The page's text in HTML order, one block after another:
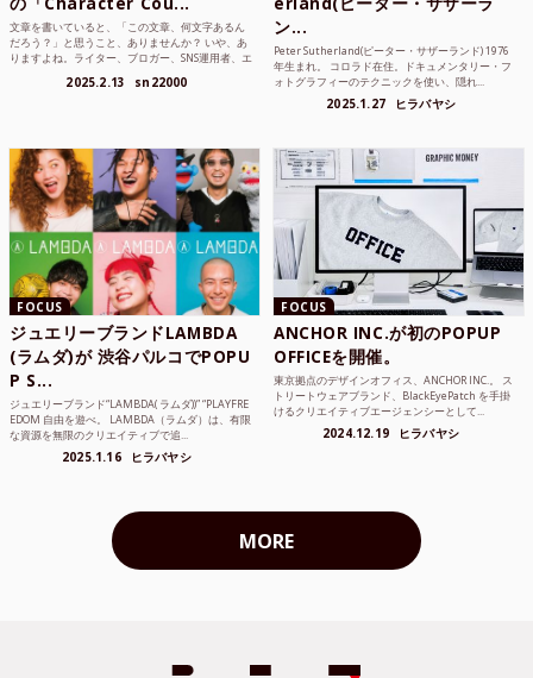
文章を書いていると、「この文章、何文字あるん
だろう？」と思うこと、ありませんか？ いや、あ
りますよね。ライター、ブロガー、SNS運用者、エ
2025.2.13 sn22000
ン...
Peter Sutherland(ピーター・サザーランド) 1976
年生まれ。 コロラド在住。ドキュメンタリー・フ
ォトグラフィーのテクニックを使い、隠れ...
2025.1.27 ヒラバヤシ
FOCUS
ジュエリーブランドLAMBDA
(ラムダ)が 渋谷パルコでPOPU
P S...
ジュエリーブランド“LAMBDA( ラムダ))” “PLAYFRE
EDOM 自由を遊べ。 LAMBDA（ラムダ）は、有限
な資源を無限のクリエイティブで追...
2025.1.16 ヒラバヤシ
FOCUS
ANCHOR INC.が初のPOPUP
OFFICEを開催。
東京拠点のデザインオフィス、ANCHOR INC.。 ス
トリートウェアブランド、BlackEyePatch を手掛
けるクリエイティブエージェンシーとして...
2024.12.19 ヒラバヤシ
MORE